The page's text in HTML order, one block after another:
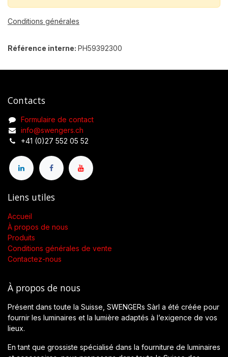
Conditions générales
Référence interne: PH59392300
Contacts
Formulaire de contact
info@swengers.ch
+41 (0)27 552 05 52
Liens utiles
Accueil
À propos de nous
Produits
Conditions générales de vente
Contactez-nous
À propos de nous
Présent dans toute la Suisse, SWENGERs Sàrl a été créée pour
fournir les luminaires et la lumière adaptés à l’exigence de vos
lieux.
En tant que grossiste spécialisé dans la fourniture de luminaires